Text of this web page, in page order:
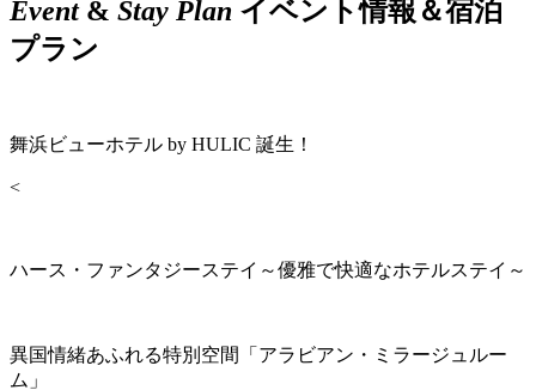
Event& Stay Plan イベント情報＆宿泊
プラン
舞浜ビューホテル by HULIC 誕生！
<
ハース・ファンタジーステイ～優雅で快適なホテルステイ～
異国情緒あふれる特別空間「アラビアン・ミラージュルー
ム」